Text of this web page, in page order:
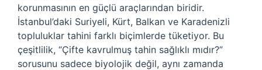
korunmasının en güçlü araçlarından biridir.
İstanbul’daki Suriyeli, Kürt, Balkan ve Karadenizli
topluluklar tahini farklı biçimlerde tüketiyor. Bu
çeşitlilik, “Çifte kavrulmuş tahin sağlıklı mıdır?”
sorusunu sadece biyolojik değil, aynı zamanda